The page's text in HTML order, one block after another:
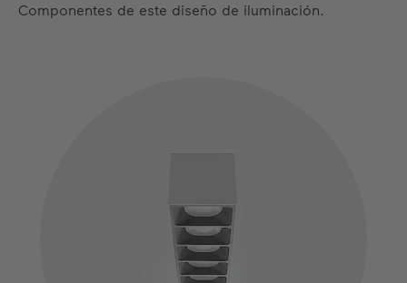
Componentes de este diseño de iluminación.